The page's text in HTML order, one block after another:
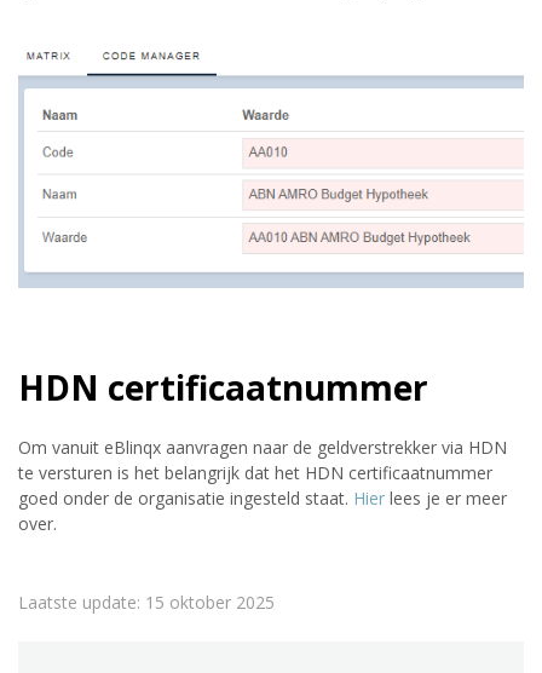
HDN certificaatnummer
Om vanuit eBlinqx aanvragen naar de geldverstrekker via HDN
te versturen is het belangrijk dat het HDN certificaatnummer
goed onder de organisatie ingesteld staat. Hier lees je er meer
over.
Laatste update: 15 oktober 2025